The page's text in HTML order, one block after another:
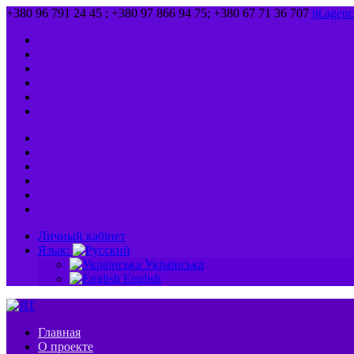
+380 96 791 24 45 ; +380 97 866 94 75; +380 67 71 36 707
Личный кабінет
Язык:
Українська
English
Главная
О проекте